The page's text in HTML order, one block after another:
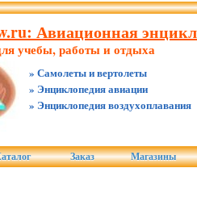
Авиационная
учебы, работы и отдыха
» Самолеты и вертолеты
» Энциклопедия авиации
» Энциклопедия воздухоплавания
Заказ Магазины